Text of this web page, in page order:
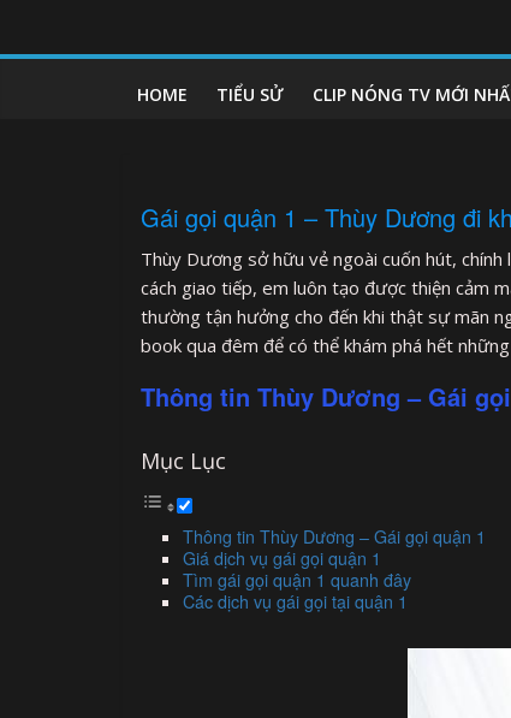
content
HOME TIỂU SỬ CLIP NÓNG TV MỚI
Gái gọi quận 1 – Thùy Dương đi
Thùy Dương sở hữu vẻ ngoài cuốn hút, chính
cách giao tiếp, em luôn tạo được thiện cảm
thường tận hưởng cho đến khi thật sự mãn
book qua đêm để có thể khám phá hết
Thông tin Thùy Dương – Gái
Mục Lục
Thông tin Thùy Dương – Gái gọi quận 1
Giá dịch vụ gái gọi quận 1
Tìm gái gọi quận 1 quanh đây
Các dịch vụ gái gọi tại quận 1